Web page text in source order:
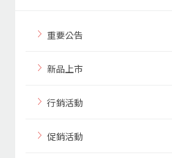
重要公告
新品上市
行銷活動
促銷活動